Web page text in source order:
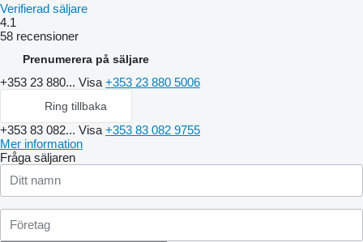
Verifierad säljare
4.1
58 recensioner
Prenumerera på säljare
+353 23 880... Visa +353 23 880 5006
Ring tillbaka
+353 83 082... Visa +353 83 082 9755
Mer information
Fråga säljaren